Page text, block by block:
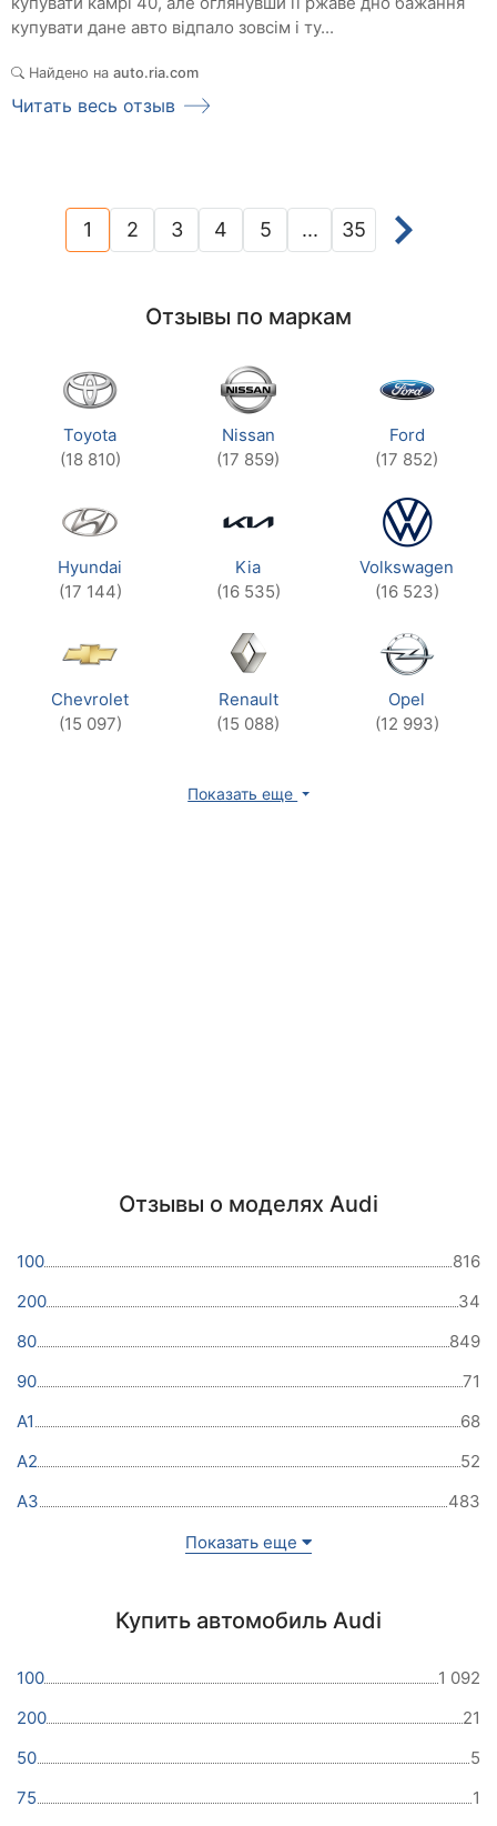
купувати дане авто відпало зовсім і ту...
Найдено на auto.ria.com
Читать весь отзыв
1(current)
2 3 4 5 ... 35
Отзывы по маркам
Toyota
(18 810)
Nissan
(17 859)
Ford
(17 852)
Hyundai
(17 144)
Kia
(16 535)
Volkswagen
(16 523)
Chevrolet
(15 097)
Renault
(15 088)
Opel
(12 993)
Показать еще
Отзывы о моделях Audi
100
816
200
34
80
849
90
71
A1
68
A2
52
A3
483
Показать еще
Купить автомобиль Audi
100
1 092
200
21
50
5
75
1